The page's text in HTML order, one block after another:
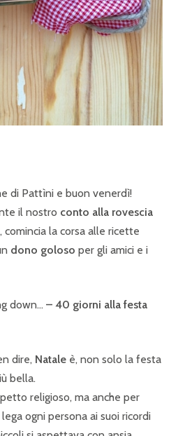
di Pattìni e buon venerdì!
il nostro conto alla rovescia
la corsa alle ricette
dono goloso per gli amici e i
down… – 40 giorni alla festa
dire, Natale è, non solo la festa
bella.
religioso, ma anche per
lega ogni persona ai suoi ricordi